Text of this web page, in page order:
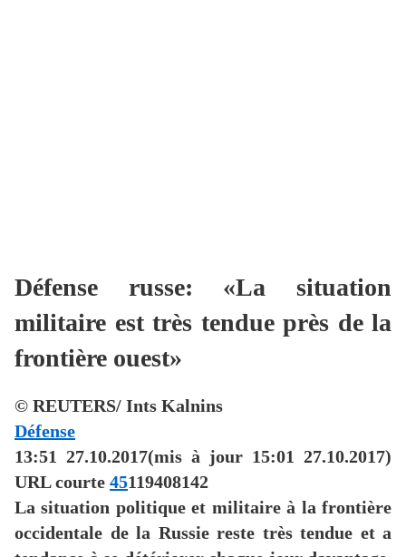
Défense russe: «La situation
militaire est très tendue près de la
frontière ouest»
© REUTERS/ Ints Kalnins
Défense
13:51 27.10.2017(mis à jour 15:01 27.10.2017)
URL courte 45119408142
La situation politique et militaire à la frontière
occidentale de la Russie reste très tendue et a